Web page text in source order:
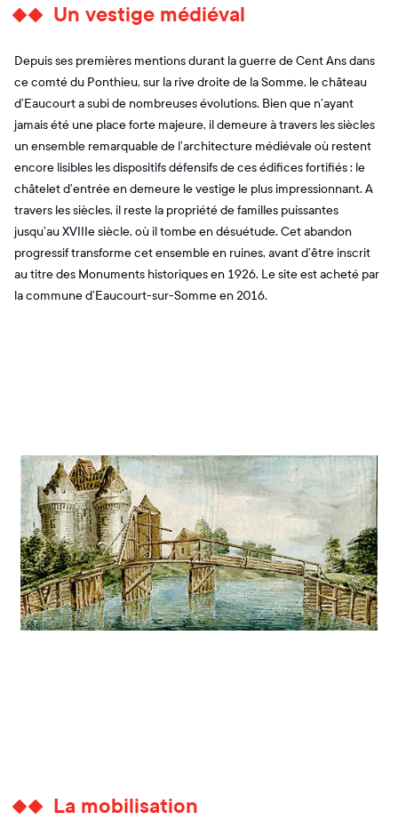
Un vestige médiéval
Depuis ses premières mentions durant la guerre de Cent Ans dans
ce comté du Ponthieu, sur la rive droite de la Somme, le château
d’Eaucourt a subi de nombreuses évolutions. Bien que n’ayant
jamais été une place forte majeure, il demeure à travers les siècles
un ensemble remarquable de l’architecture médiévale où restent
encore lisibles les dispositifs défensifs de ces édifices fortifiés : le
châtelet d’entrée en demeure le vestige le plus impressionnant. A
travers les siècles, il reste la propriété de familles puissantes
jusqu’au XVIIIe siècle, où il tombe en désuétude. Cet abandon
progressif transforme cet ensemble en ruines, avant d’être inscrit
au titre des Monuments historiques en 1926. Le site est acheté par
la commune d’Eaucourt-sur-Somme en 2016.
La mobilisation